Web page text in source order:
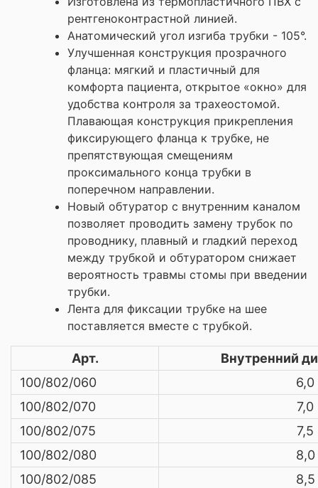
рентгеноконтрастной линией.
Анатомический угол изгиба трубки - 105°.
Улучшенная конструкция прозрачного
фланца: мягкий и пластичный для
комфорта пациента, открытое «окно» для
удобства контроля за трахеостомой.
Плавающая конструкция прикрепления
фиксирующего фланца к трубке, не
препятствующая смещениям
проксимального конца трубки в
поперечном направлении.
Новый обтуратор с внутренним каналом
позволяет проводить замену трубок по
проводнику, плавный и гладкий переход
между трубкой и обтуратором снижает
вероятность травмы стомы при введении
трубки.
Лента для фиксации трубке на шее
поставляется вместе с трубкой.
Арт.
Внутренний
100/802/060
6,0
100/802/070
7,0
100/802/075
7,5
100/802/080
8,0
100/802/085
8,5